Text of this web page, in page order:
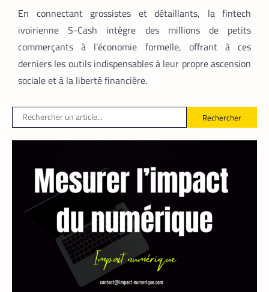
En connectant grossistes et détaillants, la fintech
ivoirienne S-Cash intègre des millions de petits
commerçants à l’économie formelle, offrant à ces
derniers les outils indispensables à leur propre ascension
sociale et à la liberté financière.
Rechercher
FINTECH , TECH AFRIQUE
Mobile money, cryptomonnaie : PayPal
abat deux cartes maîtresses pour
s’imposer en Afrique
Armel Djoba 22 mai 2026